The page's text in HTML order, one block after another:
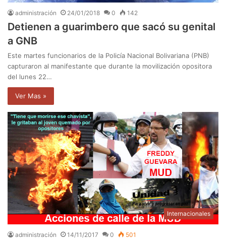
administración 24/01/2018 0 142
Detienen a guarimbero que sacó su genital
a GNB
Este martes funcionarios de la Policía Nacional Bolivariana (PNB)
capturaron al manifestante que durante la movilización opositora
del lunes 22…
Ver Mas »
Internacionales
administración 14/11/2017 0 501